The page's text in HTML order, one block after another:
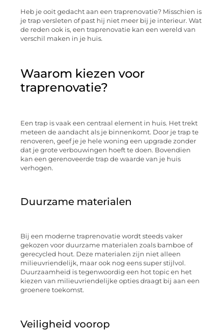
Heb je ooit gedacht aan een traprenovatie? Misschien is
je trap versleten of past hij niet meer bij je interieur. Wat
de reden ook is, een traprenovatie kan een wereld van
verschil maken in je huis.
Waarom kiezen voor
traprenovatie?
Een trap is vaak een centraal element in huis. Het trekt
meteen de aandacht als je binnenkomt. Door je trap te
renoveren, geef je je hele woning een upgrade zonder
dat je grote verbouwingen hoeft te doen. Bovendien
kan een gerenoveerde trap de waarde van je huis
verhogen.
Duurzame materialen
Bij een moderne traprenovatie wordt steeds vaker
gekozen voor duurzame materialen zoals bamboe of
gerecycled hout. Deze materialen zijn niet alleen
milieuvriendelijk, maar ook nog eens super stijlvol.
Duurzaamheid is tegenwoordig een hot topic en het
kiezen van milieuvriendelijke opties draagt bij aan een
groenere toekomst.
Veiligheid voorop